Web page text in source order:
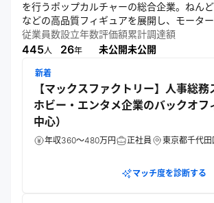
を行うポップカルチャーの総合企業。ねん
などの高品質フィギュアを展開し、モータ
市場にも進出。クラウドファンディングや
法を活用し、世界中のクリエイターとともに
従業員数
445人
設立年数
26年
評価額
未公開
累計調達額
未公開
新着
【マックスファクトリー】人事総務
ホビー・エンタメ企業のバックオフ
中心）
年収360～480万円 正社員 東京都千代田
マッチ度を診断する